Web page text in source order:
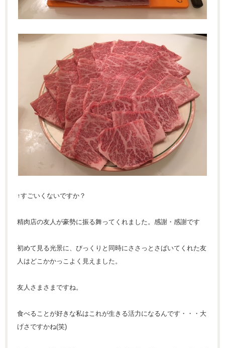
↑すごいくないですか？
精肉店の友人が豪勢に振る舞ってくれました。感謝・感謝です
初めて見る光景に、びっくりと同時にささっとさばいてくれた友
人はどこかかっこよく見えました。
友人さまさまですね。
食べることが好きな私はこれが生きる活力になるんです・・・大
げさですかね(笑)